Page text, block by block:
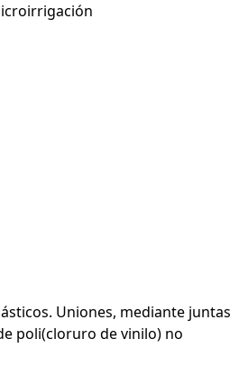
Uniones, mediante juntas
poli(cloruro de vinilo) no